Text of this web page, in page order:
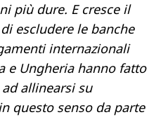
più dure. E cresce il
escludere le banche
internazionali
e Ungheria hanno fatto
allinearsi su
questo senso da parte